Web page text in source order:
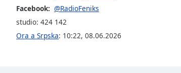
subtitles
settings,
Facebook: @RadioFeniks
studio: 424 142
Ora a Srpska: 10:22, 08.06.2026